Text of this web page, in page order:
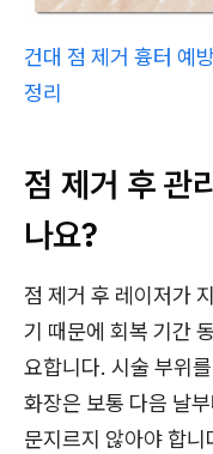
건대 점 제거 흉터 예
정리
점 제거 후 관
나요?
점 제거 후 레이저가
기 때문에 회복 기간
요합니다. 시술 부위
화장은 보통 다음 날
문지르지 않아야 합니